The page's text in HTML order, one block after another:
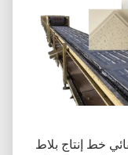
خط إنتاج بلاط